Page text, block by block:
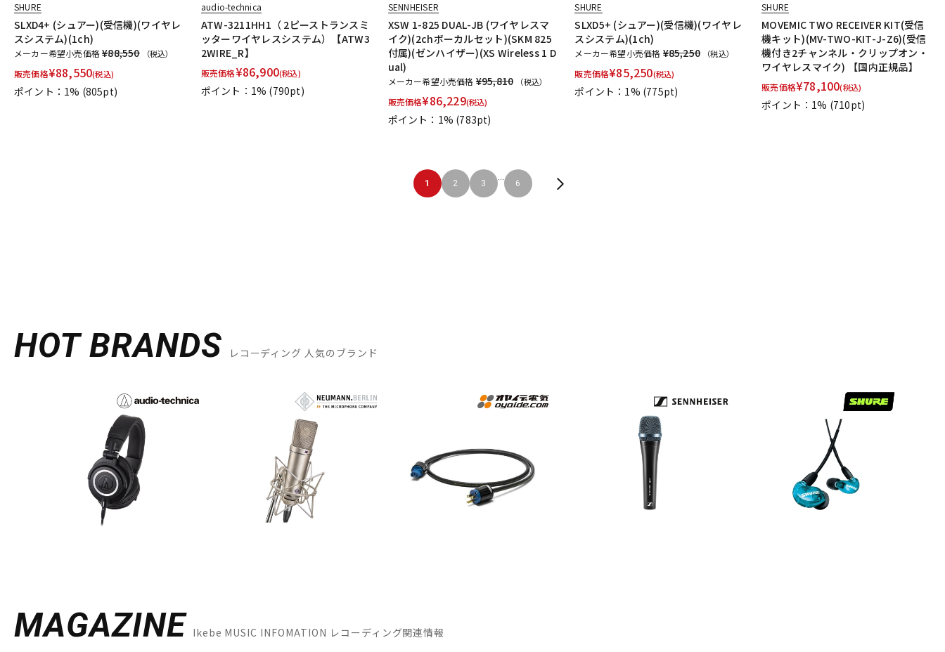
SHURE
SLXD4+ (シュアー)(受信機)(ワイヤレ
スシステム)(1ch)
メーカー希望小売価格¥88,550 （税込）
販売価格¥88,550(税込)
ポイント：1% (805pt)
audio-technica
ATW-3211HH1（ 2ピーストランスミ
ッターワイヤレスシステム）【ATW3
2WIRE_R】
販売価格¥86,900(税込)
ポイント：1% (790pt)
SENNHEISER
XSW 1-825 DUAL-JB (ワイヤレスマ
イク)(2chボーカルセット)(SKM 825
付属)(ゼンハイザー)(XS Wireless 1 D
ual)
メーカー希望小売価格 ¥95,810 （税込）
販売価格¥86,229(税込)
ポイント：1% (783pt)
SHURE
SLXD5+ (シュアー)(受信機)(ワイヤレ
スシステム)(1ch)
メーカー希望小売価格 ¥85,250 （税込）
販売価格¥85,250(税込)
ポイント：1% (775pt)
SHURE
MOVEMIC TWO RECEIVER KIT(受信
機キット)(MV-TWO-KIT-J-Z6)(受信
機付き2チャンネル・クリップオン・
ワイヤレスマイク) 【国内正規品】
販売価格¥78,100(税込)
ポイント：1% (710pt)
1 2 3
...
6
HOT BRANDS レコーディング 人気のブランド
MAGAZINE Ikebe MUSIC INFOMATION レコーディング関連情報